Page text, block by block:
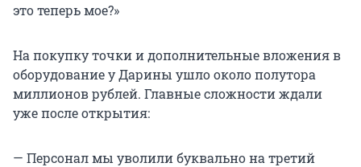
это теперь мое?»
На покупку точки и дополнительные вложения в
оборудование у Дарины ушло около полутора
миллионов рублей. Главные сложности ждали
уже после открытия:
— Персонал мы уволили буквально на третий